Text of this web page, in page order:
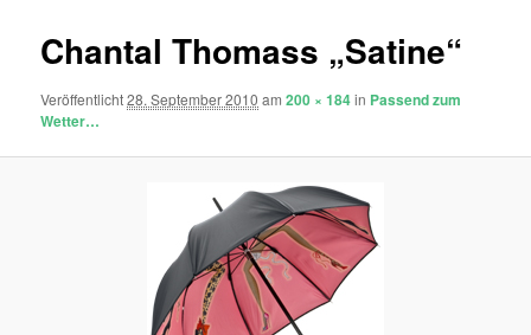
Chantal Thomass „Satine“
Veröffentlicht28. September 2010 am200 × 184in Passend zum
Wetter…